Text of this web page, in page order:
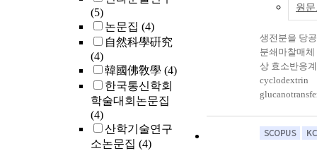
(5)
논문집 (4)
自然科學硏究
(4)
韓國佛敎學 (4)
한국통신학회
학술대회논문집
(4)
산학기술연구
소논문집 (4)
utilizing
industrial
to be
청군(0.9%)
(0.4%)순이
서는 제초제
발생되지 않
점한 제초제
물달개비였으
로 논피, 미국
로 발생하였
원
생전분을 당
분쇄마찰매
상 효소반응
cyclodextrin
로는 단당류,